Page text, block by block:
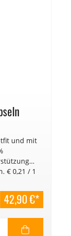
und mit
€ 0,21 / 1
42,90 €*